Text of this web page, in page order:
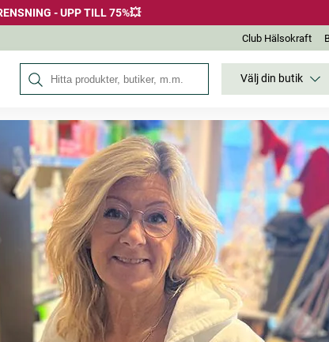
- UPP TILL 75%💥
Club Hälsokraft
Sök på Hälsokraft Välj din butik